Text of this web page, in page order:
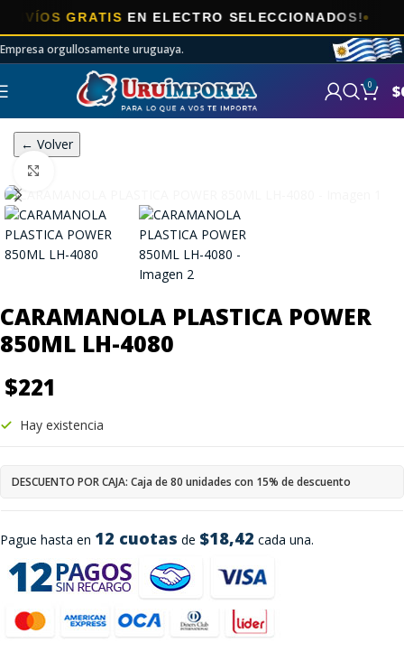
GRATISEN ELECTRO SELECCIONADOS!
Empresa orgullosamente uruguaya.
0 $
← Volver
CARAMANOLA PLASTICA POWER
850ML LH-4080
$221
Pague hasta en 12 cuotas de $18,42 cada una.
Hay existencia
DESCUENTO POR CAJA: Caja de 80 unidades con 15% de descuento